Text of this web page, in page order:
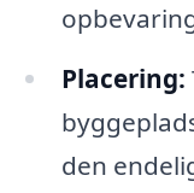
Placering:
den